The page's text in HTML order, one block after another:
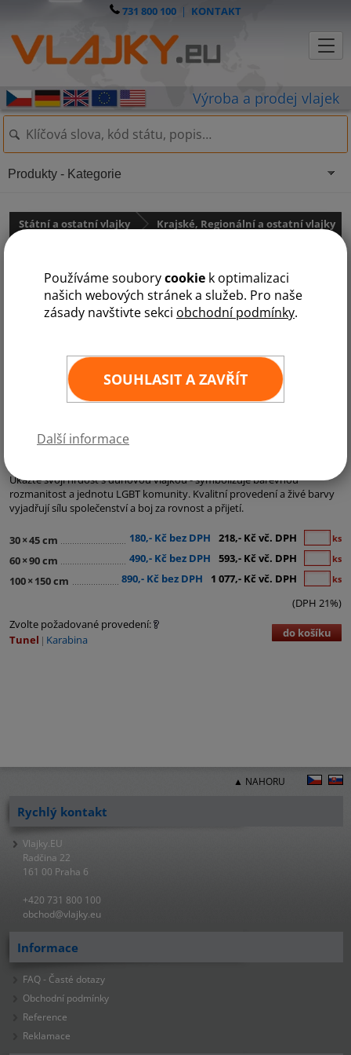
Používáme souborycookie k optimalizaci
našich webových stránek a služeb. Pro naše
zásady navštivte sekci obchodní podmínky.
SOUHLASIT A ZAVŘÍT
Další informace
731 800 100 | KONTAKT
Státní a ostatní vlajky
Krajské, Regionální a ostatní vlajky
Duhová vlajka
Kategorie:Krajské, Regionální a ostatní vlajky
Ukažte svoji hrdost s duhovou vlajkou - symbolizuje barevnou
rozmanitost a jednotu LGBT komunity. Kvalitní provedení a živé barvy
vyjadřují sílu společenství a boj za rovnost a přijetí.
30×45 cm 180,- Kč bez DPH 218,- Kč vč. DPH ks
60×90 cm 490,- Kč bez DPH 593,- Kč vč. DPH ks
100× 150 cm 890,- Kč bez DPH 1 077,- Kč vč. DPH ks
(DPH 21%)
Zvolte požadované provedení:
Tunel
Karabina do košíku
Produkty - Kategorie
▲ NAHORU
Rychlý kontakt
Vlajky.EU
Radčina 22
161 00 Praha 6
+420 731 800 100
obchod@vlajky.eu
Informace
FAQ - Časté dotazy
Obchodní podmínky
Reference
Reklamace